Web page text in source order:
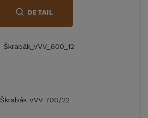
DETAIL
Škrabák VVV 700/22